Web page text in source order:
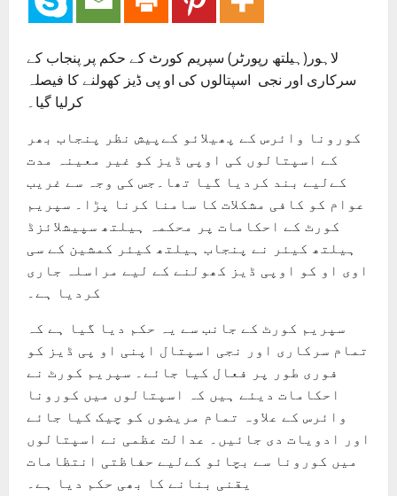
لاہور(ہیلتھ رپورٹر) سپریم کورٹ کے حکم پر پنجاب کے
سرکاری اور نجی اسپتالوں کی او پی ڈیز کھولنے کا فیصلہ
کرلیا گیا۔
کورونا وائرس کے پھیلائو کےپیش نظر پنجاب بھر
کے اسپتالوں کی اوپی ڈیز کو غیر معینہ مدت
کےلیے بند کردیا گیا تھا۔جس کی وجہ سے غریب
عوام کو کافی مشکلات کا سامنا کرنا پڑا۔ سپریم
کورٹ کے احکامات پر محکمہ ہیلتھ سپیشلائزڈ
ہیلتھ کیئر نے پنجاب ہیلتھ کیئر کمشین کے سی
اوی او کو اوپی ڈیز کھولنے کے لیے مراسلہ جاری
کردیا ہے۔
سپریم کورٹ کے جانب سے یہ حکم دیا گیا ہے کہ
تمام سرکاری اور نجی اسپتال اپنی او پی ڈیز کو
فوری طور پر فعال کیا جائے۔ سپریم کورٹ نے
احکامات دیئے ہیں کہ اسپتالوں میں کورونا
وائرس کے علاوہ تمام مریضوں کو چیک کیا جائے
اور ادویات دی جائیں۔ عدالت عظمی نے اسپتالوں
میں کورونا سے بچائو کےلیے حفاظتی انتظامات
یقنی بنانے کا بھی حکم دیا ہے۔